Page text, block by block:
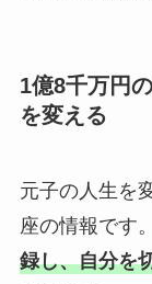
1億8千万円
を変える
元子の人生を
座の情報です。
録し、自分を